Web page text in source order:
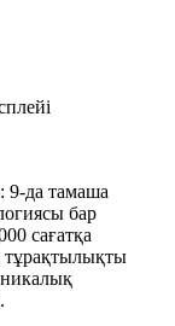
9-да тамаша
бар
сағатқа
тұрақтылықты